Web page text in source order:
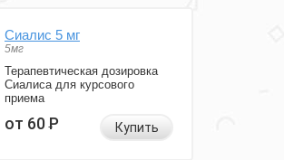
Сиалис 5 мг
5мг
Терапевтическая дозировка
Сиалиса для курсового
приема
от 60Р Купить